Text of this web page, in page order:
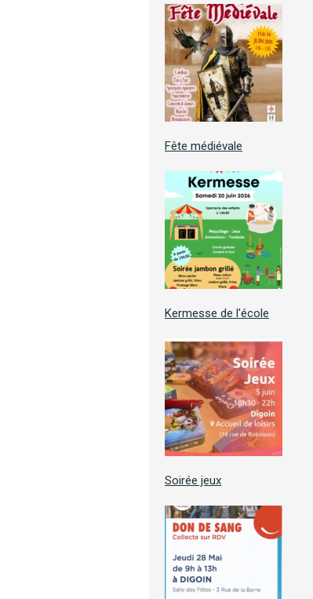
Fête médiévale
Kermesse de l'école
Soirée jeux